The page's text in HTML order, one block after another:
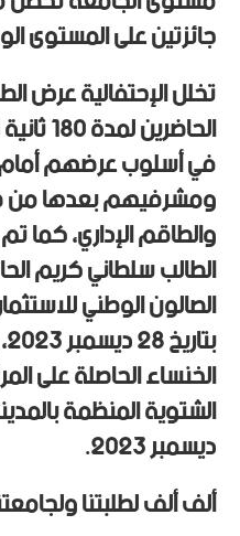
جائزتين على المستوى
تخلل الإحتفالية عرض
في أسلوب عرضهم أمام
ومشرفيهم بعدها من
والطاقم الإداري، كما
الطالب سلطاني كريم
الصالون الوطني
الخنساء الحاصلة على
الشتوية المنظمة
ديسمبر 2023.
ألف ألف لطلبتنا